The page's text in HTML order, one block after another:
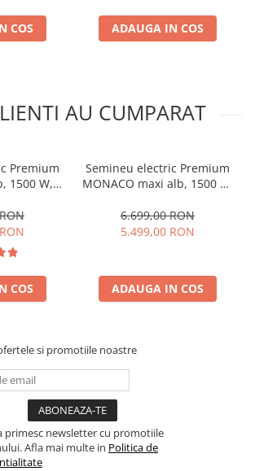
COS ADAUGA IN COS
AU CUMPARAT
Premium
1500 W,
COS
Semineu electric Premium
MONACO maxi alb, 1500 W,
efect 3D, telecomanda
6.699,00 RON
5.499,00 RON
ADAUGA IN COS
si promotiile noastre
primesc newsletter cu promotiile
Afla mai multe in Politica de